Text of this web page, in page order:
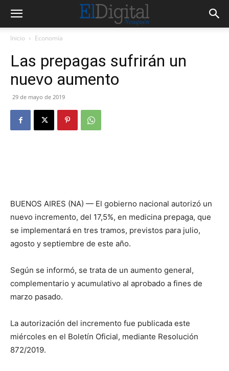
Inicio Economía
Las prepagas sufrirán un
nuevo aumento
29 de mayo de 2019
BUENOS AIRES (NA) — El gobierno nacional autorizó un
nuevo incremento, del 17,5%, en medicina prepaga, que
se implementará en tres tramos, previstos para julio,
agosto y septiembre de este año.
Según se informó, se trata de un aumento general,
complementario y acumulativo al aprobado a fines de
marzo pasado.
La autorización del incremento fue publicada este
miércoles en el Boletín Oficial, mediante Resolución
872/2019.